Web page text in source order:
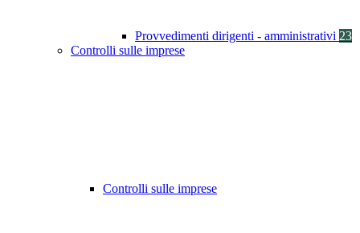
Provvedimenti dirigenti - amministrativi 23
Controlli sulle imprese
Controlli sulle imprese